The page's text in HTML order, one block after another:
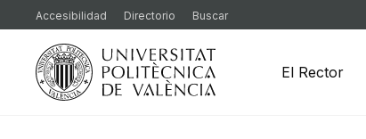
Accesibilidad Directorio Buscar
El Rector